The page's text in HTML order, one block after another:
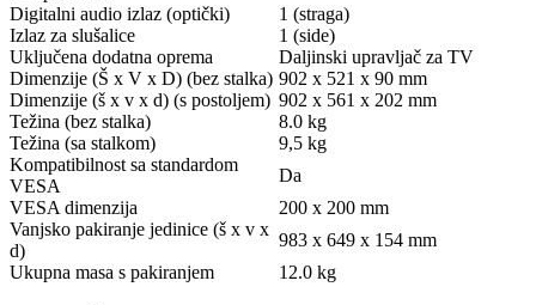
Digitalni audio izlaz (optički)
1 (straga)
Izlaz za slušalice
1 (side)
Uključena dodatna oprema
Daljinski upravljač za TV
Dimenzije (Š x V x D) (bez stalka) 902 x 521 x 90 mm
Dimenzije (š x v x d) (s postoljem) 902 x 561 x 202 mm
Težina (bez stalka)
8.0 kg
Težina (sa stalkom)
9,5 kg
Kompatibilnost sa standardom
VESA
Da
VESA dimenzija
200 x 200 mm
Vanjsko pakiranje jedinice (š x v x
d)
983 x 649 x 154 mm
Ukupna masa s pakiranjem
12.0 kg